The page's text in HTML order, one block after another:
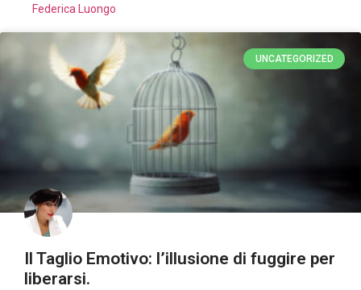
Federica Luongo
UNCATEGORIZED
Il Taglio Emotivo: l’illusione di fuggire per
liberarsi.